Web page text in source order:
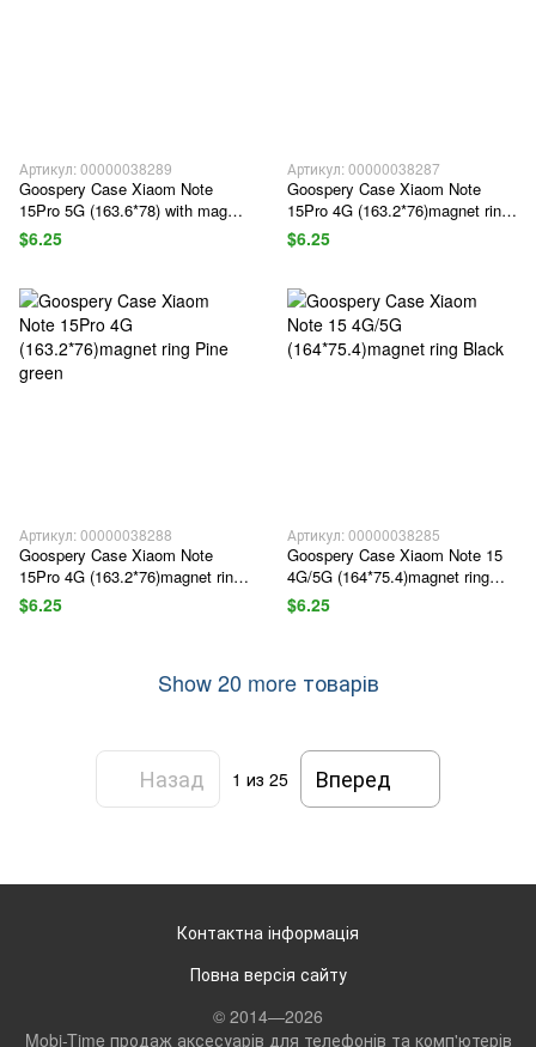
Артикул: 00000038289
Goospery Case Xiaom Note
15Pro 5G (163.6*78) with magnet
ring Black
$6.25
Артикул: 00000038287
Goospery Case Xiaom Note
15Pro 4G (163.2*76)magnet ring
Black
$6.25
Артикул: 00000038288
Goospery Case Xiaom Note
15Pro 4G (163.2*76)magnet ring
Pine green
$6.25
Артикул: 00000038285
Goospery Case Xiaom Note 15
4G/5G (164*75.4)magnet ring
Black
$6.25
Show 20 more товарів
Назад 1 из 25 Вперед
Контактна інформація
Повна версія сайту
© 2014—2026
Mobi-Time продаж аксесуарів для телефонів та комп'ютерів